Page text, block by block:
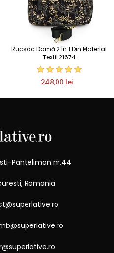
Rucsac Damă 2 În 1 Din Material
Textil 21674
248,00 lei
Pantelimon nr.44
Romania